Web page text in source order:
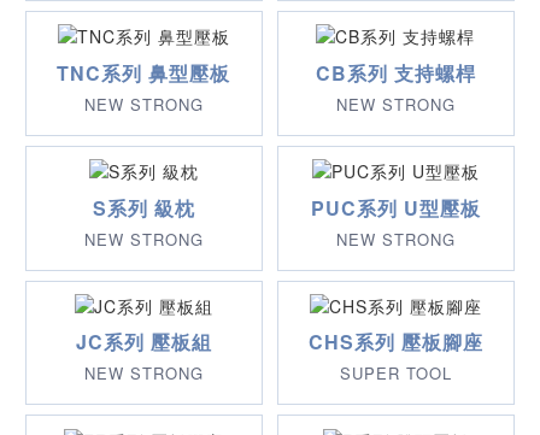
TNC系列 鼻型壓板
NEW STRONG
CB系列 支持螺桿
NEW STRONG
S系列 級枕
NEW STRONG
PUC系列 U型壓板
NEW STRONG
JC系列 壓板組
NEW STRONG
CHS系列 壓板腳座
SUPER TOOL